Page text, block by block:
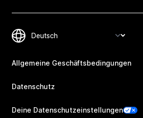
Allgemeine Geschäftsbedingungen
Datenschutz
Deine Datenschutzeinstellungen